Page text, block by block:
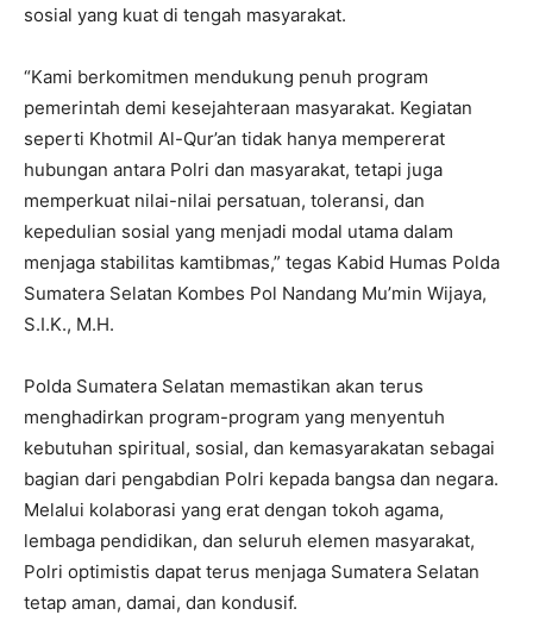
sosial yang kuat di tengah masyarakat.
“Kami berkomitmen mendukung penuh program
pemerintah demi kesejahteraan masyarakat. Kegiatan
seperti Khotmil Al-Qur’an tidak hanya mempererat
hubungan antara Polri dan masyarakat, tetapi juga
memperkuat nilai-nilai persatuan, toleransi, dan
kepedulian sosial yang menjadi modal utama dalam
menjaga stabilitas kamtibmas,” tegas Kabid Humas Polda
Sumatera Selatan Kombes Pol Nandang Mu’min Wijaya,
S.I.K., M.H.
Polda Sumatera Selatan memastikan akan terus
menghadirkan program-program yang menyentuh
kebutuhan spiritual, sosial, dan kemasyarakatan sebagai
bagian dari pengabdian Polri kepada bangsa dan negara.
Melalui kolaborasi yang erat dengan tokoh agama,
lembaga pendidikan, dan seluruh elemen masyarakat,
Polri optimistis dapat terus menjaga Sumatera Selatan
tetap aman, damai, dan kondusif.